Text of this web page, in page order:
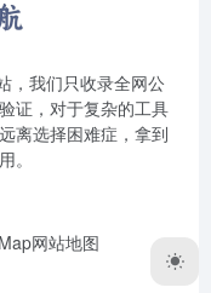
，我们只收录全网公
证，对于复杂的工具
离选择困难症，拿到
。
网站地图